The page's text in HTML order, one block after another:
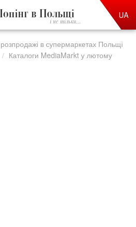
в Польщі
і не тільки...
UA
розпродажі в супермаркетах Польщі
Каталоги MediaMarkt у лютому